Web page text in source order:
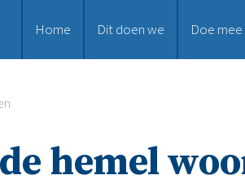
Home Dit doen we Doe mee
hemel